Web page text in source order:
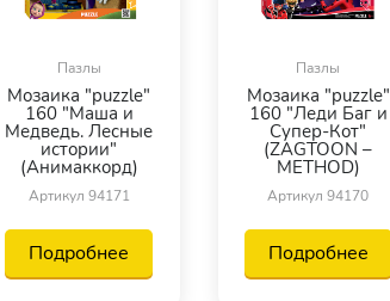
Пазлы
Мозаика "puzzle"
160 "Маша и
Медведь. Лесные
истории"
(Анимаккорд)
Артикул 94171
Подробнее
Пазлы
Мозаика "puzzle"
160 "Леди Баг и
Супер-Кот"
(ZAGTOON –
METHOD)
Артикул 94170
Подробнее